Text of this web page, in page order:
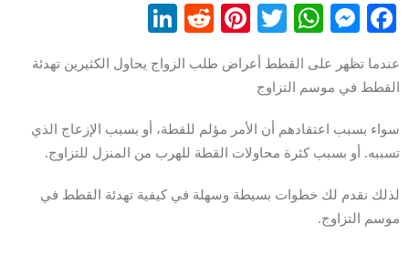
Facebook
Messenger
WhatsApp
Twitter
Pinterest
Reddit
عندما تظهر على القطط أعراض طلب الزواج يحاول الكثيرين تهدئة
القطط في موسم التزاوج
سواء بسبب اعتقادهم أن الأمر مؤلم للقطة، أو بسبب الإزعاج الذي
تسببه. أو بسبب كثرة محاولات القطة للهرب من المنزل للتزاوج.
لذلك نقدم لك خطوات بسيطة وسهلة في كيفية تهدئة القطط في
موسم التزاوج.